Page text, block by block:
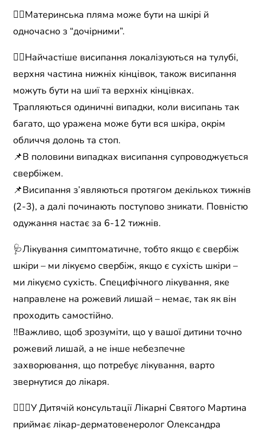
☝🏻Материнська пляма може бути на шкірі й
одночасно з “дочірними”.
👉🏻Найчастіше висипання локалізуються на тулубі,
верхня частина нижніх кінцівок, також висипання
можуть бути на шиї та верхніх кінцівках.
Трапляються одиничні випадки, коли висипань так
багато, що уражена може бути вся шкіра, окрім
обличчя долонь та стоп.
📌В половини випадках висипання супроводжується
свербіжем.
📌Висипання з’являються протягом декількох тижнів
(2-3), а далі починають поступово зникати. Повністю
одужання настає за 6-12 тижнів.
🩺Лікування симптоматичне, тобто якщо є свербіж
шкіри – ми лікуємо свербіж, якщо є сухість шкіри –
ми лікуємо сухість. Специфічного лікування, яке
направлене на рожевий лишай – немає, так як він
проходить самостійно.
‼️Важливо, щоб зрозуміти, що у вашої дитини точно
рожевий лишай, а не інше небезпечне
захворювання, що потребує лікування, варто
звернутися до лікаря.
👩🏻‍⚕️У Дитячій консультації Лікарні Святого Мартина
приймає лікар-дерматовенеролог Олександра